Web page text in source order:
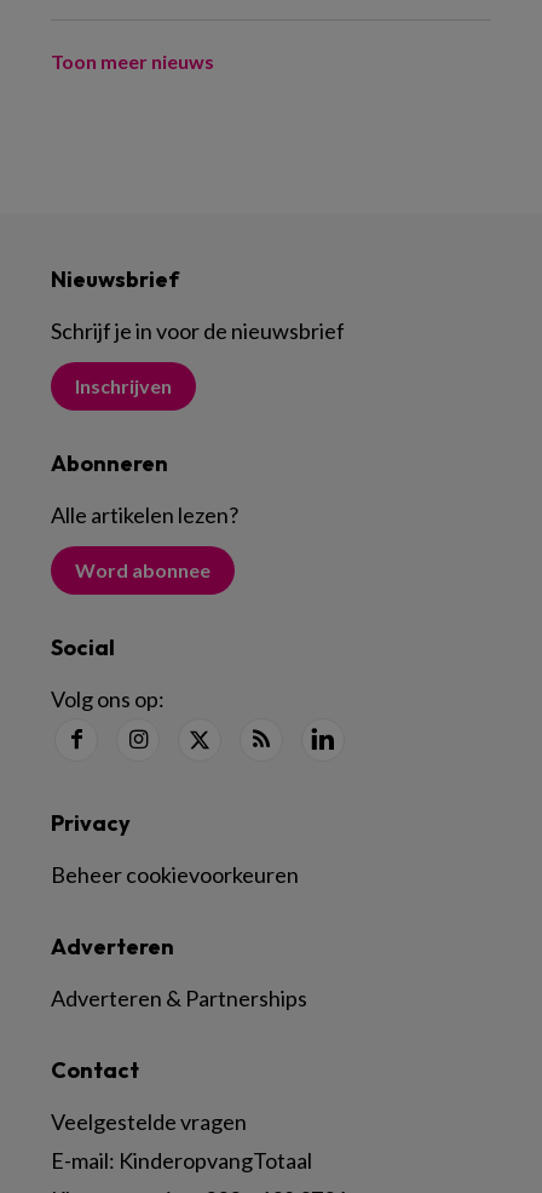
Toon meer nieuws
Nieuwsbrief
Schrijf je in voor de nieuwsbrief
Inschrijven
Abonneren
Alle artikelen lezen?
Word abonnee
Social
Volg ons op:
Contact
Veelgestelde vragen
E-mail: KinderopvangTotaal
Adverteren
Adverteren & Partnerships
Privacy
Beheer cookievoorkeuren